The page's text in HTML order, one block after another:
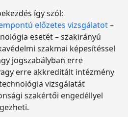
így szól:
előzetes vizsgálatot–
esetét – szakirányú
szakmai képesítéssel
jogszabályban erre
erre akkreditált intézmény
vizsgálatát
szakértői engedéllyel